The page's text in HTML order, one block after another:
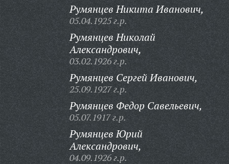
Румянцев Никита Иванович,
05.04.1925 г.р.
Румянцев Николай
Александрович,
03.02.1926 г.р.
Румянцев Сергей Иванович,
25.09.1927 г.р.
Румянцев Федор Савельевич,
05.07.1917 г.р.
Румянцев Юрий
Александрович,
04.09.1926 г.р.